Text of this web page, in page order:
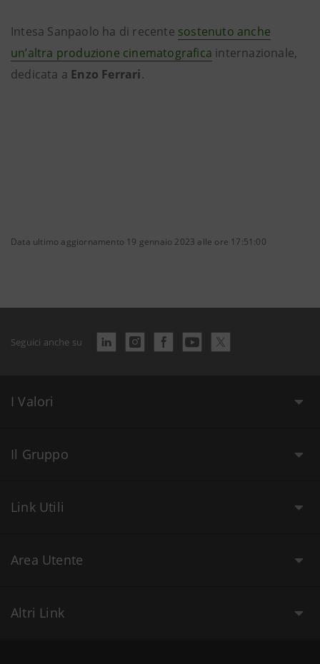
Intesa Sanpaolo ha di recente sostenuto anche
un’altra produzione cinematografica internazionale,
dedicata a Enzo Ferrari.
Data ultimo aggiornamento 19 gennaio 2023 alle ore 17:51:00
Seguici anche su
I Valori
Il Gruppo
Link Utili
Area Utente
Altri Link